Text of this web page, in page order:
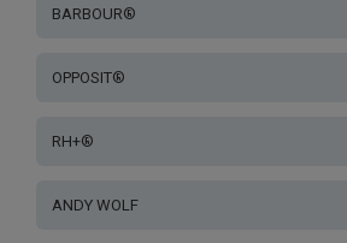
BARBOUR®
OPPOSIT®
RH+®
ANDY WOLF